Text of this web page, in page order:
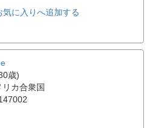
気に入りへ追加する
歳)
リカ合衆国